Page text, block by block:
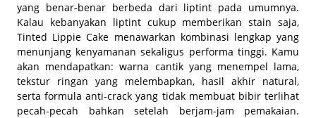
yang benar-benar berbeda dari liptint pada umumnya.
Kalau kebanyakan liptint cukup memberikan stain saja,
Tinted Lippie Cake menawarkan kombinasi lengkap yang
menunjang kenyamanan sekaligus performa tinggi. Kamu
akan mendapatkan: warna cantik yang menempel lama,
tekstur ringan yang melembapkan, hasil akhir natural,
serta formula anti-crack yang tidak membuat bibir terlihat
pecah-pecah bahkan setelah berjam-jam pemakaian.